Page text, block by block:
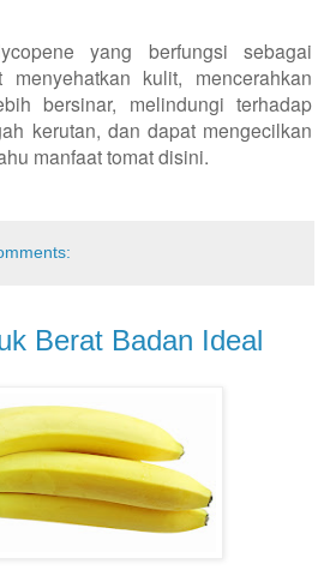
yang berfungsi sebagai
kulit, mencerahkan
bersinar, melindungi terhadap
kerutan, dan dapat mengecilkan
manfaat tomat disini.
Berat Badan Ideal